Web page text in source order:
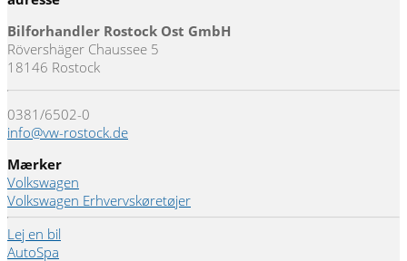
Bilforhandler Rostock Ost GmbH
Rövershäger Chaussee 5
18146 Rostock
0381/6502-0
info@vw-rostock.de
Mærker
Volkswagen
Volkswagen Erhvervskøretøjer
Lej en bil
AutoSpa